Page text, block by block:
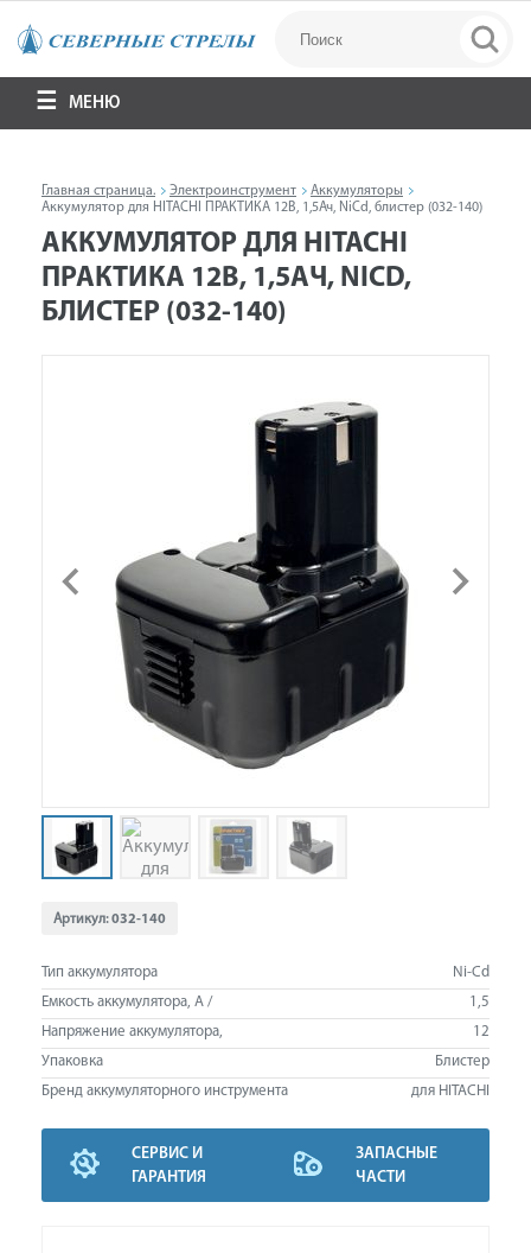
МЕНЮ
Главная страница. Электроинструмент
Аккумуляторы
Аккумулятор для HITACHI ПРАКТИКА 12В, 1,5Ач, NiCd, блистер (032-140)
АККУМУЛЯТОР ДЛЯ HITACHI
ПРАКТИКА 12В, 1,5АЧ, NICD,
БЛИСТЕР (032-140)
Артикул:032-140
Тип аккумулятора
Ni-Cd
Емкость аккумулятора, А /
1,5
Напряжение аккумулятора,
12
Упаковка
Блистер
Бренд аккумуляторного инструмента
для HITACHI
СЕРВИС И
ГАРАНТИЯ
ЗАПАСНЫЕ
ЧАСТИ